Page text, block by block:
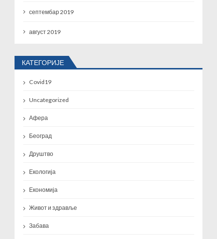
септембар 2019
август 2019
КАТЕГОРИЈЕ
Covid19
Uncategorized
Афера
Београд
Друштво
Екологија
Економија
Живот и здравље
Забава